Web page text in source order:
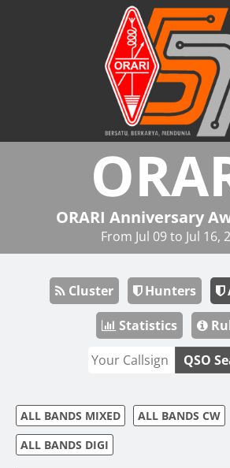
ORARI Anniversary
From Jul 09 to Jul 16,
Cluster Hunters
Statistics
QSO
ALL BANDS MIXED ALL BANDS CW
ALL BANDS DIGI